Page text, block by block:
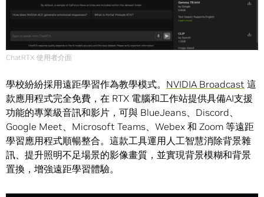
ChatRTX 使用者介面
學校紛紛採用遠距學習作為教學模式。 NVIDIA Broadcast 這
款應用程式完全免費，在 RTX 電腦和工作站提供具備AI支援
功能的專業級音訊和影片，可與 BlueJeans、Discord、
Google Meet、Microsoft Teams、Webex 和 Zoom 等遠距
學習應用程式順暢整合。這款工具運用人工智慧消除背景雜
訊、提升照明不足場景的影像畫質，並實現背景模糊和背景
置換，增強遠距學習體驗。